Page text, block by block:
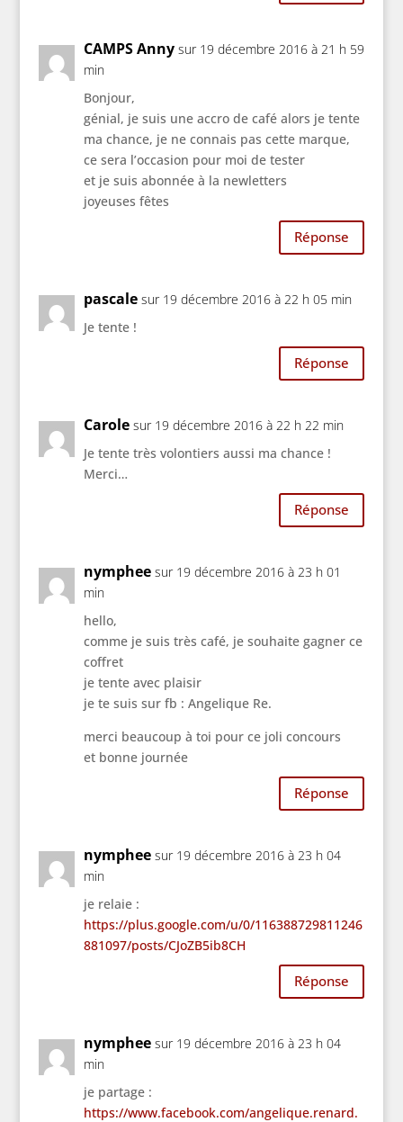
CAMPS Anny sur 19 décembre 2016 à 21 h 59
min
Bonjour,
génial, je suis une accro de café alors je tente
ma chance, je ne connais pas cette marque,
ce sera l’occasion pour moi de tester
et je suis abonnée à la newletters
joyeuses fêtes
Réponse
pascale sur 19 décembre 2016 à 22 h 05 min
Je tente !
Réponse
Carole sur 19 décembre 2016 à 22 h 22 min
Je tente très volontiers aussi ma chance !
Merci…
Réponse
nymphee sur 19 décembre 2016 à 23 h 01
min
hello,
comme je suis très café, je souhaite gagner ce
coffret
je tente avec plaisir
je te suis sur fb : Angelique Re.
merci beaucoup à toi pour ce joli concours
et bonne journée
Réponse
nymphee sur 19 décembre 2016 à 23 h 04
min
je relaie :
https://plus.google.com/u/0/116388729811246
881097/posts/CJoZB5ib8CH
Réponse
nymphee sur 19 décembre 2016 à 23 h 04
min
je partage :
https://www.facebook.com/angelique.renard.